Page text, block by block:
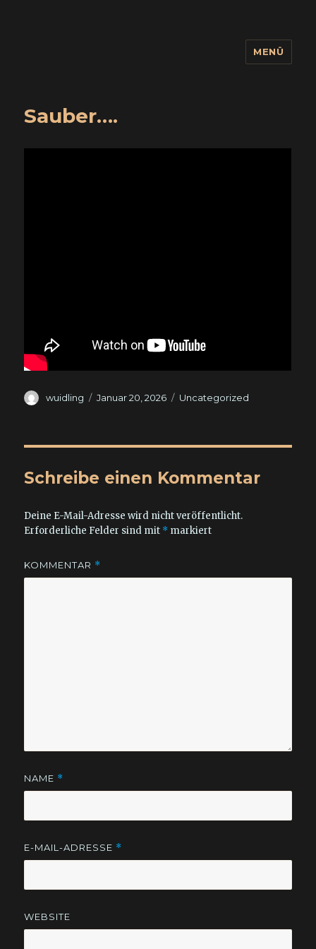
MENÜ
Sauber….
Autor
wuidling
Veröffentlicht
Januar 20, 2026 Kategorien
Uncategorized
Schreibe einen Kommentar
Deine E-Mail-Adresse wird nicht veröffentlicht.
Erforderliche Felder sind mit * markiert
KOMMENTAR *
NAME *
E-MAIL-ADRESSE *
WEBSITE